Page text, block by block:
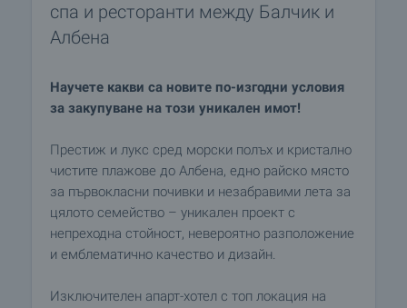
спа и ресторанти между Балчик и
Албена
Научете какви са новите по-изгодни условия
за закупуване на този уникален имот!
Престиж и лукс сред морски полъх и кристално
чистите плажове до Албена, едно райско място
за първокласни почивки и незабравими лета за
цялото семейство – уникален проект с
непреходна стойност, невероятно разположение
и емблематично качество и дизайн.
Изключителен апарт-хотел с топ локация на